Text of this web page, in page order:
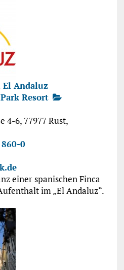
El Andaluz
Resort
4-6, 77977 Rust,
0
einer spanischen Finca
im „El Andaluz“.